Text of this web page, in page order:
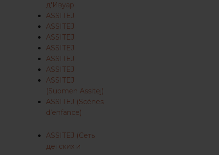
д'Ивуар
ASSITEJ
ASSITEJ
ASSITEJ
ASSITEJ
ASSITEJ
ASSITEJ
ASSITEJ
(Suomen Assitej)
ASSITEJ (Scènes
d’enfance)
ASSITEJ (Сеть
детских и